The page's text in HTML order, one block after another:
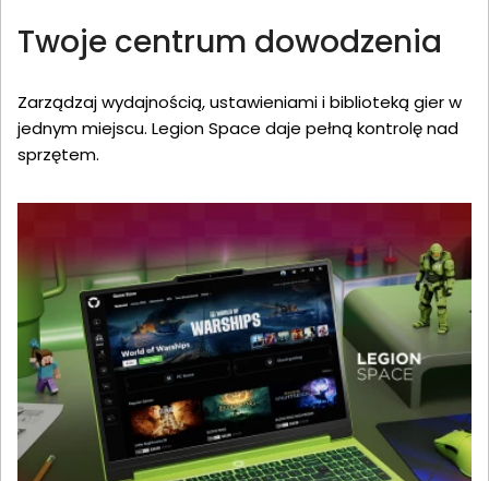
Twoje centrum dowodzenia
Zarządzaj wydajnością, ustawieniami i biblioteką gier w
jednym miejscu. Legion Space daje pełną kontrolę nad
sprzętem.